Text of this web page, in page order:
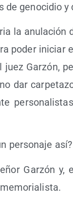
geno­ci­dio y
la
poder ini­ciar
Gar­zón,
dar
per­so­na­je así?
Gar­zón y,